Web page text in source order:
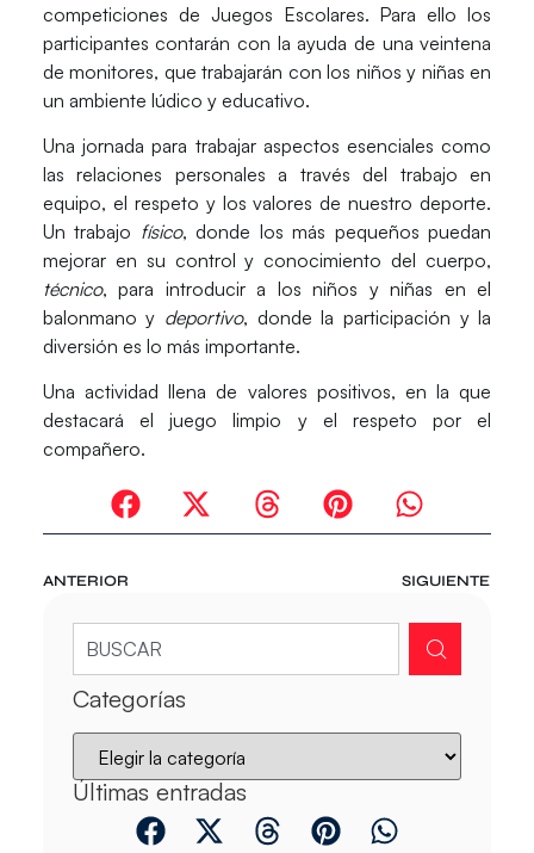
competiciones de Juegos Escolares. Para ello los
participantes contarán con la ayuda de una veintena
de monitores, que trabajarán con los niños y niñas en
un ambiente lúdico y educativo.
Una jornada para trabajar aspectos esenciales como
las relaciones personales a través del trabajo en
equipo, el respeto y los valores de nuestro deporte.
Un trabajo físico, donde los más pequeños puedan
mejorar en su control y conocimiento del cuerpo,
técnico, para introducir a los niños y niñas en el
balonmano y deportivo, donde la participación y la
diversión es lo más importante.
Una actividad llena de valores positivos, en la que
destacará el juego limpio y el respeto por el
compañero.
ANTERIOR SIGUIENTE
Categorías
Últimas entradas